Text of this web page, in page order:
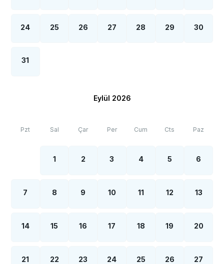
24 25 26 27 28 29 30
31
Eylül 2026
Pzt Sal Çar Per Cum Cts Paz
1 2 3 4 5 6
7 8 9 10 11 12 13
14 15 16 17 18 19 20
21 22 23 24 25 26 27